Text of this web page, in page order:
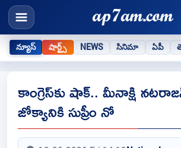
న్యూస్ షార్ట్స్ NEWS సినిమా ఏపీ
కాంగ్రెస్‌కు షాక్‌.. మీనాక్షి
జోక్యానికి సుప్రీం నో